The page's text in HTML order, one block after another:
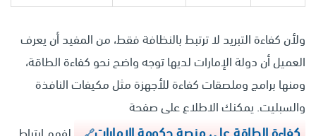
ولأن كفاءة التبريد لا ترتبط بالنظافة فقط، من المفيد أن يعرف
العميل أن دولة الإمارات لديها توجه واضح نحو كفاءة الطاقة،
ومنها برامج وملصقات كفاءة للأجهزة مثل مكيفات النافذة
والسبليت. يمكنك الاطلاع على صفحة